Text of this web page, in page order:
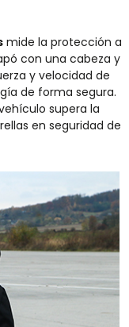
mide la protección a
con una cabeza y
y velocidad de
de forma segura.
supera la
en seguridad de